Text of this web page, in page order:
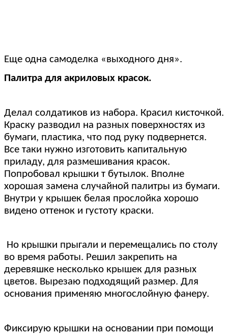
Еще одна самоделка «выходного дня».
Палитра для акриловых красок.
Делал солдатиков из набора. Красил кисточкой.
Краску разводил на разных поверхностях из
бумаги, пластика, что под руку подвернется.
Все таки нужно изготовить капитальную
приладу, для размешивания красок.
Попробовал крышки т бутылок. Вполне
хорошая замена случайной палитры из бумаги.
Внутри у крышек белая прослойка хорошо
видено оттенок и густоту краски.
Но крышки прыгали и перемещались по столу
во время работы. Решил закрепить на
деревяшке несколько крышек для разных
цветов. Вырезаю подходящий размер. Для
основания применяю многослойную фанеру.
Фиксирую крышки на основании при помощи